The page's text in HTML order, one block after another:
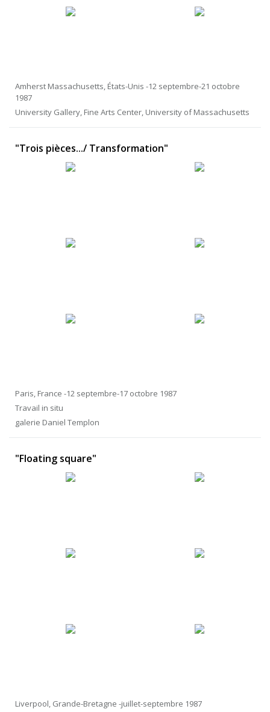
Amherst Massachusetts, États-Unis -12 septembre-21 octobre
1987
University Gallery, Fine Arts Center, University of Massachusetts
"Trois pièces.../ Transformation"
Paris, France -12 septembre-17 octobre 1987
Travail in situ
galerie Daniel Templon
"Floating square"
Liverpool, Grande-Bretagne -juillet-septembre 1987